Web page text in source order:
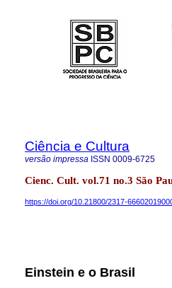
Ciência e Cultura
versão impressa ISSN 0009-6725
Cienc. Cult. vol.71 no.3 São
https://doi.org/10.21800/2317-
Einstein e o Brasil